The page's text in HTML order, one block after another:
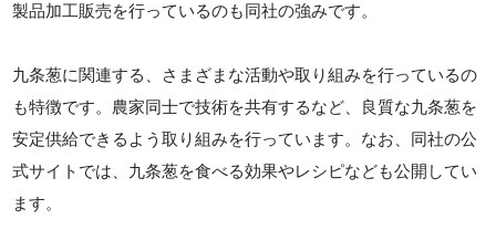
製品加工販売を行っているのも同社の強みです。
九条葱に関連する、さまざまな活動や取り組みを行っているの
も特徴です。農家同士で技術を共有するなど、良質な九条葱を
安定供給できるよう取り組みを行っています。なお、同社の公
式サイトでは、九条葱を食べる効果やレシピなども公開してい
ます。